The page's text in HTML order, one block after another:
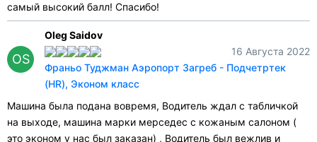
самый высокий балл! Спасибо!
OS
Oleg Saidov
16 Августа 2022
Франьо Туджман Аэропорт Загреб - Подчетртек
(HR), Эконом класс
Машина была подана вовремя, Водитель ждал с табличкой
на выходе, машина марки мерседес с кожаным салоном (
это эконом у нас был заказан) , Водитель был вежлив и